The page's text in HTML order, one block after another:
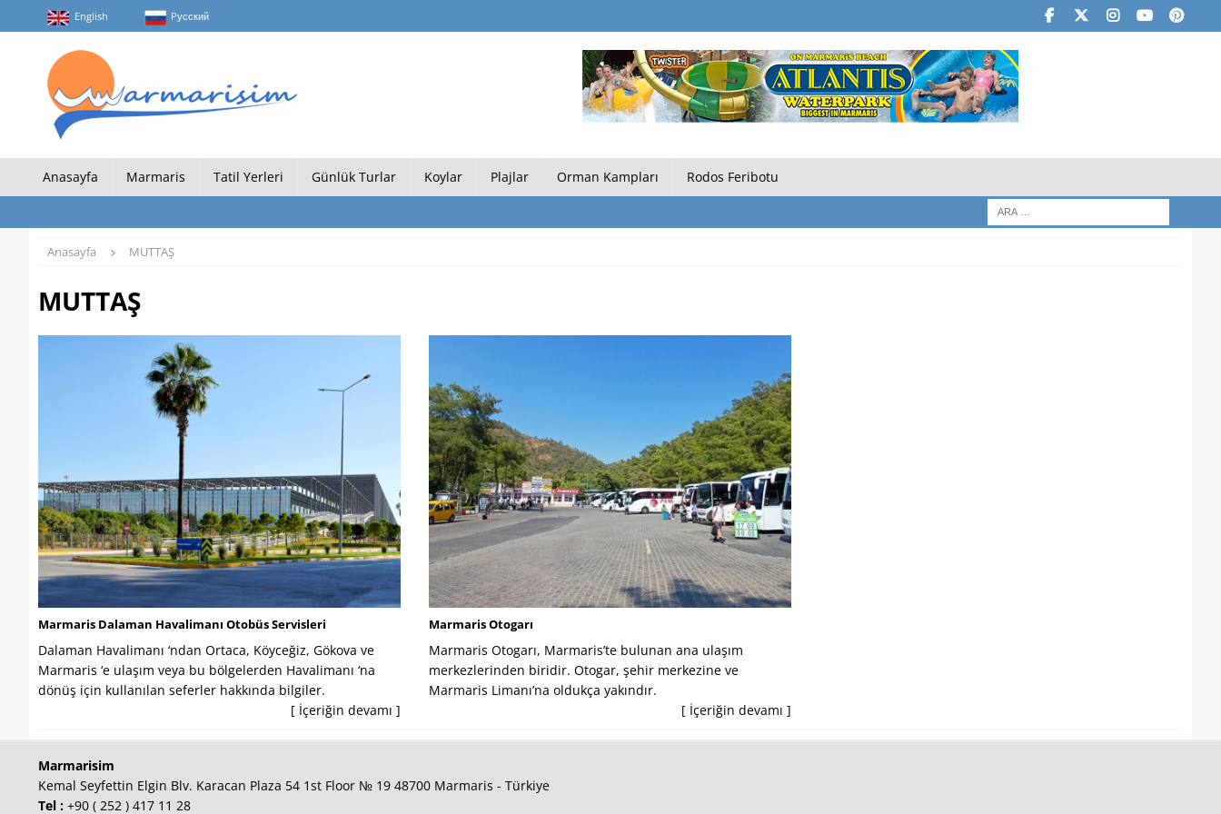
English Pусский
Anasayfa Marmaris Tatil Yerleri Günlük Turlar Koylar Plajlar Orman Kampları Rodos Feribotu
Anasayfa MUTTAŞ
MUTTAŞ
Marmaris Dalaman Havalimanı Otobüs Servisleri
Dalaman Havalimanı ‘ndan Ortaca, Köyceğiz, Gökova ve
Marmaris ‘e ulaşım veya bu bölgelerden Havalimanı ‘na
dönüş için kullanılan seferler hakkında bilgiler.
[ İçeriğin devamı ]
Marmaris Otogarı
Marmaris Otogarı, Marmaris’te bulunan ana ulaşım
merkezlerinden biridir. Otogar, şehir merkezine ve
Marmaris Limanı’na oldukça yakındır.
[ İçeriğin devamı ]
Marmarisim
Kemal Seyfettin Elgin Blv. Karacan Plaza 54 1st Floor № 19 48700 Marmaris - Türkiye
Tel : +90 ( 252 ) 417 11 28